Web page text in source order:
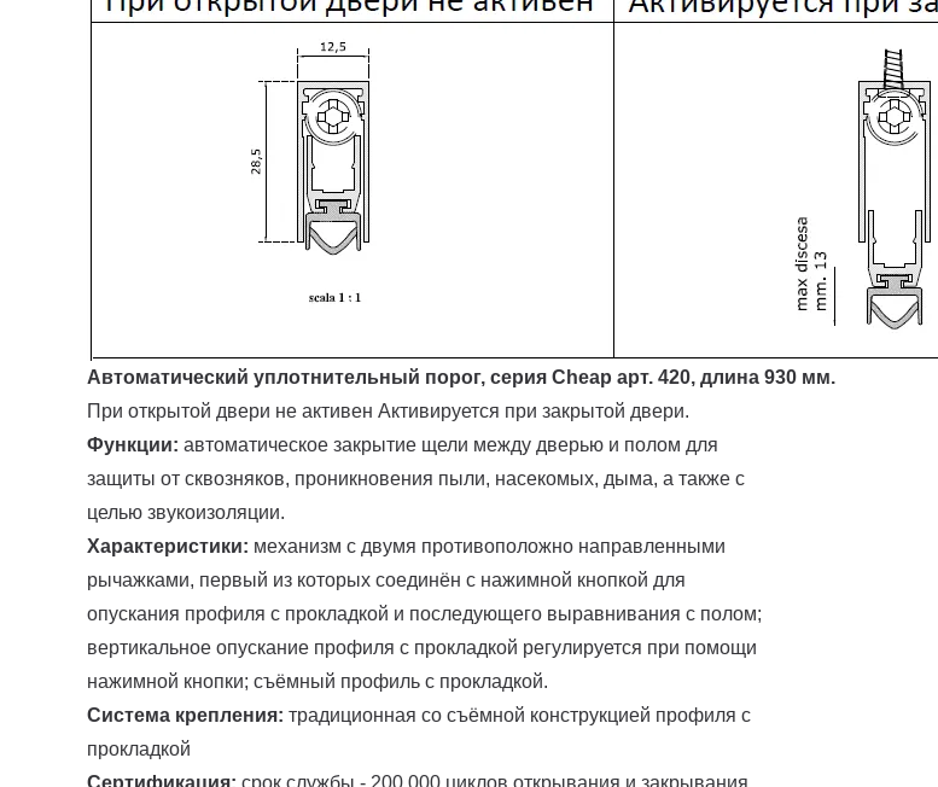
Автоматический уплотнительный порог, серия Cheap арт. 420, длина 930 мм.
При открытой двери не активен Активируется при закрытой двери.
Функции: автоматическое закрытие щели между дверью и полом для
защиты от сквозняков, проникновения пыли, насекомых, дыма, а также с
целью звукоизоляции.
Характеристики: механизм с двумя противоположно направленными
рычажками, первый из которых соединён с нажимной кнопкой для
опускания профиля с прокладкой и последующего выравнивания с полом;
вертикальное опускание профиля с прокладкой регулируется при помощи
нажимной кнопки; съёмный профиль с прокладкой.
Система крепления: традиционная со съёмной конструкцией профиля с
прокладкой